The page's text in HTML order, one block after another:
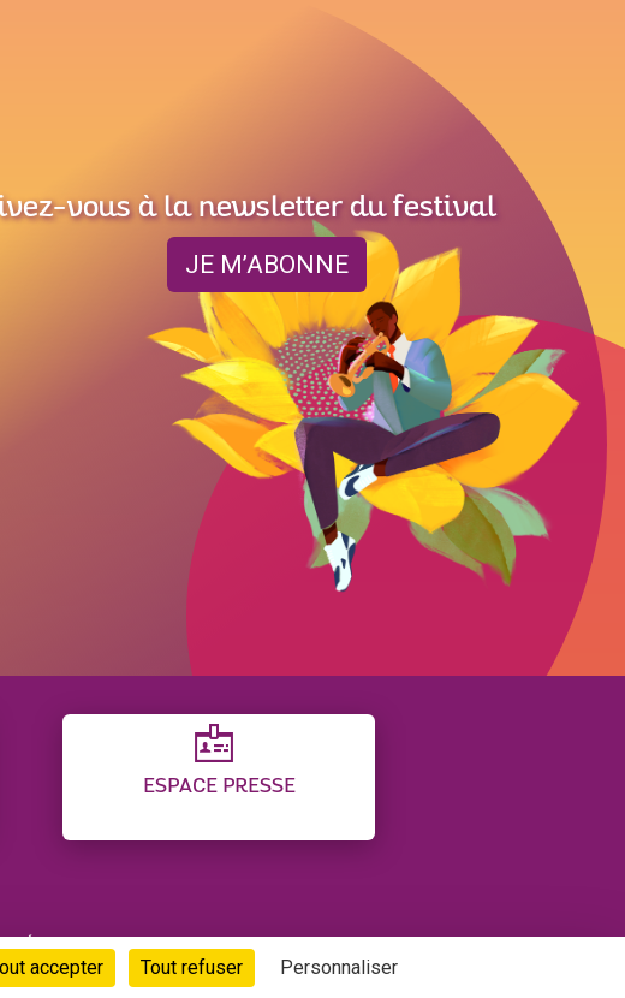
vous à la newsletter du festival
JE M’ABONNE
ESPACE PRESSE
GESTION DES COOKIES
accepter Tout refuser Personnaliser